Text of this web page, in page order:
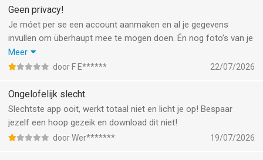
Geen privacy!
Je móet per se een account aanmaken en al je gegevens
invullen om überhaupt mee te mogen doen. Én nog foto’s van je
ID uploaden. Ben je helemaal gek! Wat willen ze nog meer
weten? Welke maat onderbroek ik heb?! Wat een k** app.
odido. Ik wil dat het spelen ook anoniem kan! Heb deze app
direct verwijderd. Te veel gedoe voor alleen een beetje spelen!
Zelfs de Burger King heeft een betere app dat wél werkt
Meer
door F E****** 22/07/2026
Ongelofelijk slecht.
Slechtste app ooit, werkt totaal niet en licht je op! Bespaar
jezelf een hoop gezeik en download dit niet!
door Wer******* 19/07/2026